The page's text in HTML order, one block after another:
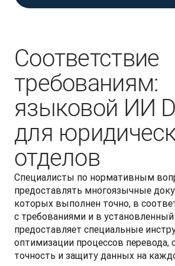
Соответствие
требованиям:
языковой ИИ
для
отделов
Специалисты по нормативным
предоставлять многоязычные
которых выполнен точно, в
с требованиями и в
предоставляет специальные
оптимизации процессов перевода,
точность и защиту данных на